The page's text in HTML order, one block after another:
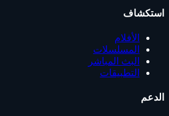
استكشاف
الأفلام
المسلسلات
البث المباشر
التطبيقات
الدعم